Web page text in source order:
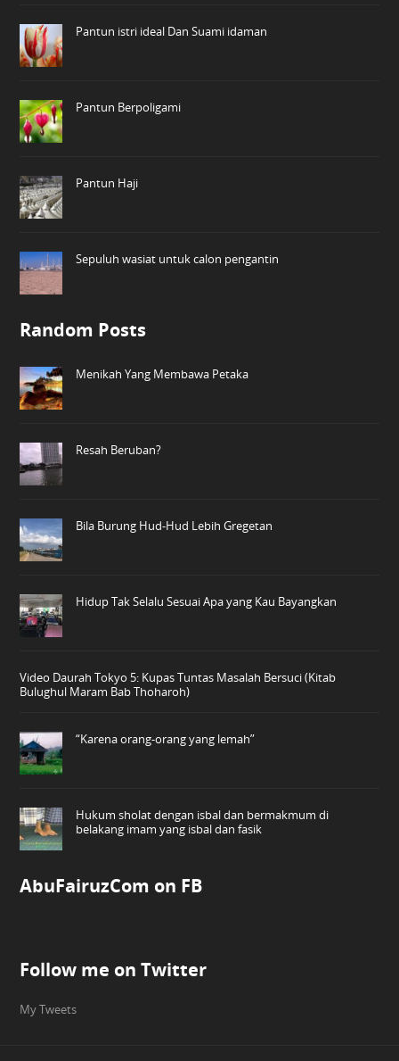
Pantun istri ideal Dan Suami idaman
Pantun Berpoligami
Pantun Haji
Sepuluh wasiat untuk calon pengantin
Random Posts
Menikah Yang Membawa Petaka
Resah Beruban?
Bila Burung Hud-Hud Lebih Gregetan
Hidup Tak Selalu Sesuai Apa yang Kau Bayangkan
Video Daurah Tokyo 5: Kupas Tuntas Masalah Bersuci (Kitab
Bulughul Maram Bab Thoharoh)
“Karena orang-orang yang lemah”
Hukum sholat dengan isbal dan bermakmum di
belakang imam yang isbal dan fasik
AbuFairuzCom on FB
Follow me on Twitter
My Tweets